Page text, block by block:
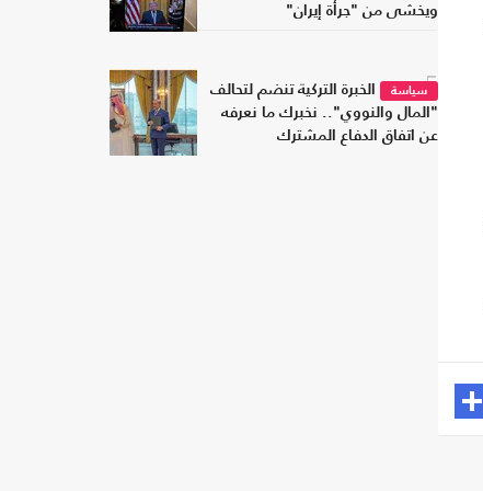
ويخشى من "جرأة إيران"
5سياسة
الخبرة التركية تنضم لتحالف
"المال والنووي".. نخبرك ما نعرفه
عن اتفاق الدفاع المشترك